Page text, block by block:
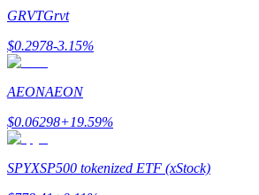
Wysokie zyski i natychmiastowy dostęp
GRVTGrvt
$0.2978-3.15%
AEONAEON
$0.06298+19.59%
SPYXSP500 tokenized ETF (xStock)